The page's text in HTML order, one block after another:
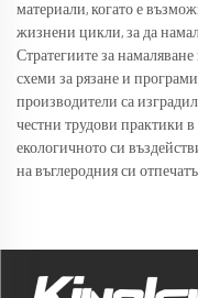
материали, когато е
жизнени цикли, за да
Стратегиите за
схеми за рязане и
производители са
честни трудови практики
екологичното си
на въглеродния си